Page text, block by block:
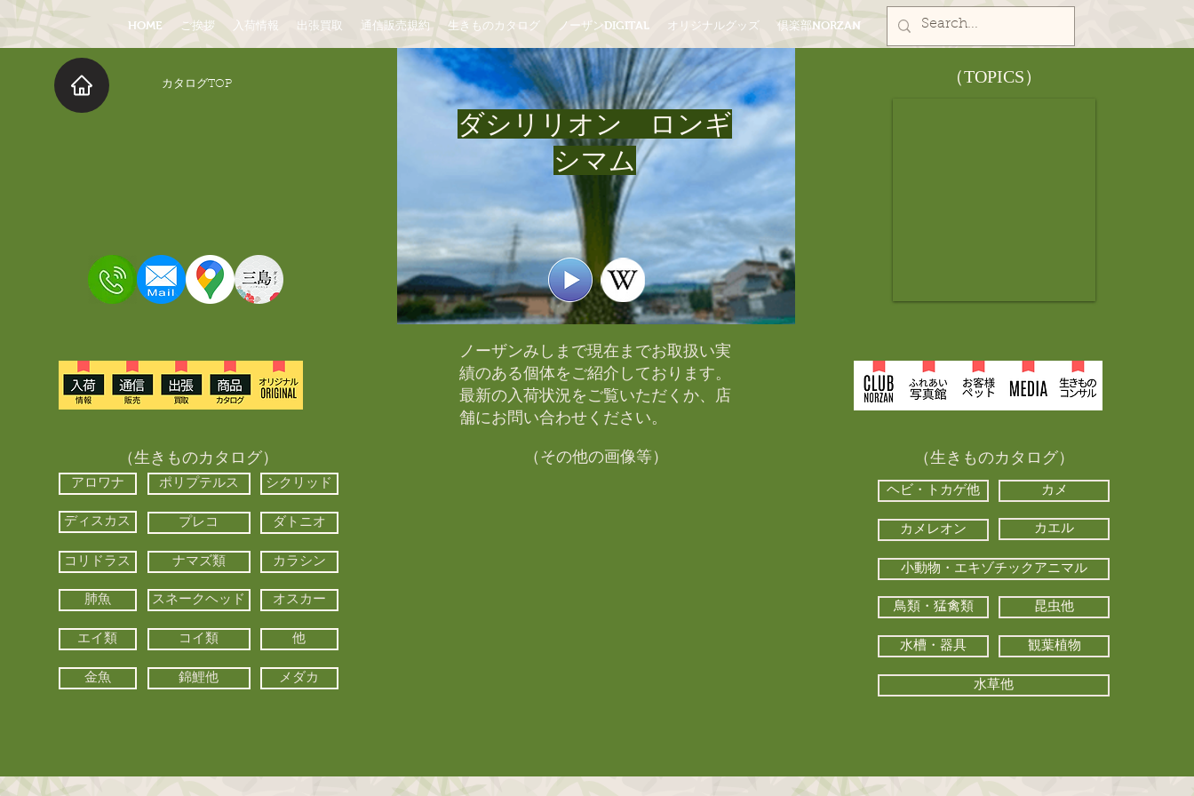
HOME ご挨拶 入荷情報 出張買取 通信販売規約 生きものカタログ ノーザンDIGITAL オリジナルグッズ 倶楽部NORZAN
​カタログTOP
ダシリリオン ロンギ
シマム
​（TOPICS）
（生きものカタログ）
アロワナ ポリプテルス シクリッド
ディスカス プレコ ダトニオ
コリドラス ナマズ類 カラシン
肺魚 スネークヘッド オスカー
エイ類 コイ類 他
金魚 錦鯉他 メダカ
ノーザンみしまで現在までお取扱い実
績のある個体をご紹介しております。​
最新の入荷状況をご覧いただくか、店
舗にお問い合わせください。​
（その他の画像等） （生きものカタログ）
ヘビ・トカゲ他 カメ
カメレオン カエル
小動物・エキゾチックアニマル
鳥類・猛禽類 昆虫他
水槽・器具 観葉植物
水草他